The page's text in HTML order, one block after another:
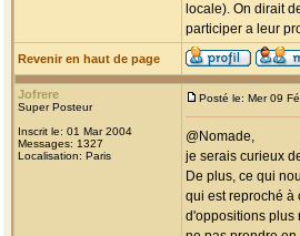
locale). On dirait
participer a leur
Revenir en haut de page
Jofrere
Super Posteur
Inscrit le: 01 Mar 2004
Messages: 1327
Localisation: Paris
Posté le: Mer 09
@Nomade,
je serais curieux
De plus, ce qui
qui est reproché à
d'oppositions plus